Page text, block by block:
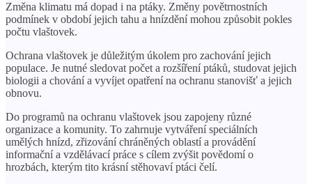
Změna klimatu má dopad i na ptáky. Změny povětrnostních
podmínek v období jejich tahu a hnízdění mohou způsobit pokles
počtu vlaštovek.
Ochrana vlaštovek je důležitým úkolem pro zachování jejich
populace. Je nutné sledovat počet a rozšíření ptáků, studovat jejich
biologii a chování a vyvíjet opatření na ochranu stanovišť a jejich
obnovu.
Do programů na ochranu vlaštovek jsou zapojeny různé
organizace a komunity. To zahrnuje vytváření speciálních
umělých hnízd, zřizování chráněných oblastí a provádění
informační a vzdělávací práce s cílem zvýšit povědomí o
hrozbách, kterým tito krásní stěhovaví ptáci čelí.